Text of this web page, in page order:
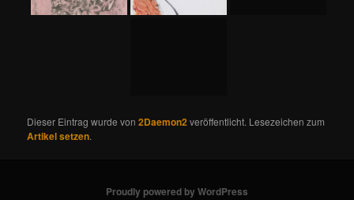
Dieser Eintrag wurde von2Daemon2 veröffentlicht. Lesezeichen zum
Artikel setzen.
Proudly powered by WordPress